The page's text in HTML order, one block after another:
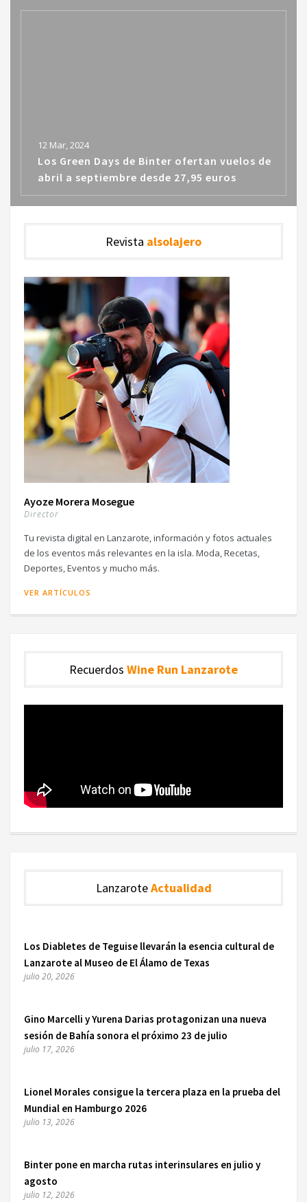
12 Mar, 2024
Los Green Days de Binter ofertan vuelos de
abril a septiembre desde 27,95 euros
Revista alsolajero
Ayoze Morera Mosegue
Director
Tu revista digital en Lanzarote, información y fotos actuales
de los eventos más relevantes en la isla. Moda, Recetas,
Deportes, Eventos y mucho más.
VER ARTÍCULOS
Recuerdos Wine Run Lanzarote
LanzaroteActualidad
Los Diabletes de Teguise llevarán la esencia cultural de
Lanzarote al Museo de El Álamo de Texas
julio 20, 2026
Gino Marcelli y Yurena Darias protagonizan una nueva
sesión de Bahía sonora el próximo 23 de julio
julio 17, 2026
Lionel Morales consigue la tercera plaza en la prueba del
Mundial en Hamburgo 2026
julio 13, 2026
Binter pone en marcha rutas interinsulares en julio y
agosto
julio 12, 2026